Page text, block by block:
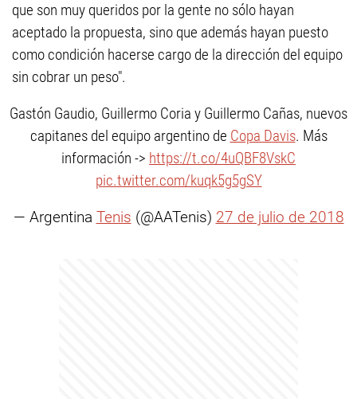
que son muy queridos por la gente no sólo hayan
aceptado la propuesta, sino que además hayan puesto
como condición hacerse cargo de la dirección del equipo
sin cobrar un peso".
Gastón Gaudio, Guillermo Coria y Guillermo Cañas, nuevos
capitanes del equipo argentino de Copa Davis. Más
información -> https://t.co/4uQBF8VskC
pic.twitter.com/kuqk5g5gSY
— Argentina Tenis (@AATenis) 27 de julio de 2018